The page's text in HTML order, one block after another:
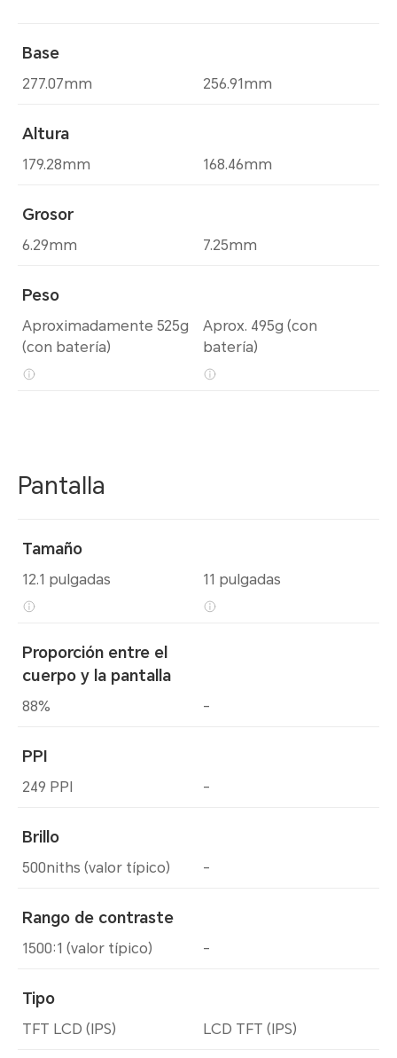
Base
277.07mm
Altura
179.28mm
Grosor
6.29mm
Peso
Aproximadamente 525g
(con batería)
256.91mm
168.46mm
7.25mm
Aprox. 495g (con
batería)
Pantalla
Tamaño
12.1 pulgadas
Proporción entre el
cuerpo y la pantalla
88%
PPI
249 PPI
Brillo
500niths (valor típico)
Rango de contraste
1500:1 (valor típico)
Tipo
TFT LCD (IPS)
11 pulgadas
-
-
-
-
LCD TFT (IPS)